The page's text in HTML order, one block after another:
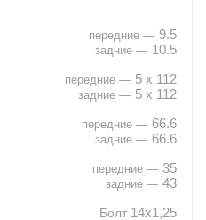
9.5
10.5
5 x 112
5 x 112
66.6
66.6
35
43
Болт 14х1,25